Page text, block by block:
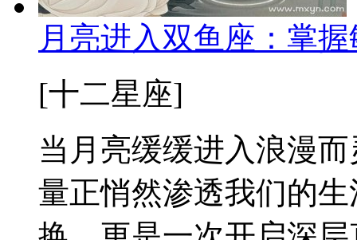
月亮进入双鱼座：掌
[十二星座]
当月亮缓缓进入浪漫
量正悄然渗透我们的